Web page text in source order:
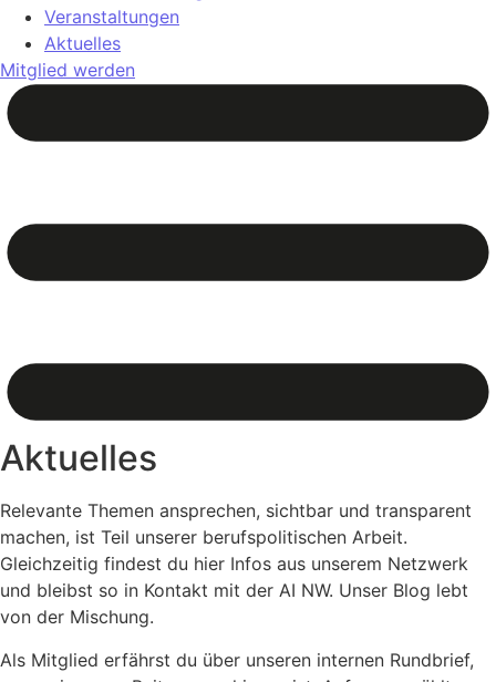
Veranstaltungen
Aktuelles
Mitglied werden
Aktuelles
Relevante Themen ansprechen, sichtbar und transparent
machen, ist Teil unserer berufspolitischen Arbeit.
Gleichzeitig findest du hier Infos aus unserem Netzwerk
und bleibst so in Kontakt mit der AI NW. Unser Blog lebt
von der Mischung.
Als Mitglied erfährst du über unseren internen Rundbrief,